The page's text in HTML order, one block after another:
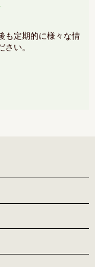
も定期的に様々な情
い。